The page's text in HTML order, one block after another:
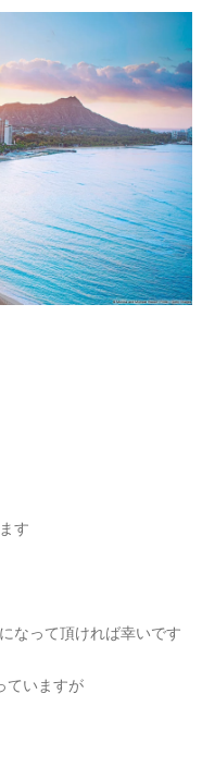
す
なって頂ければ幸いです
ていますが